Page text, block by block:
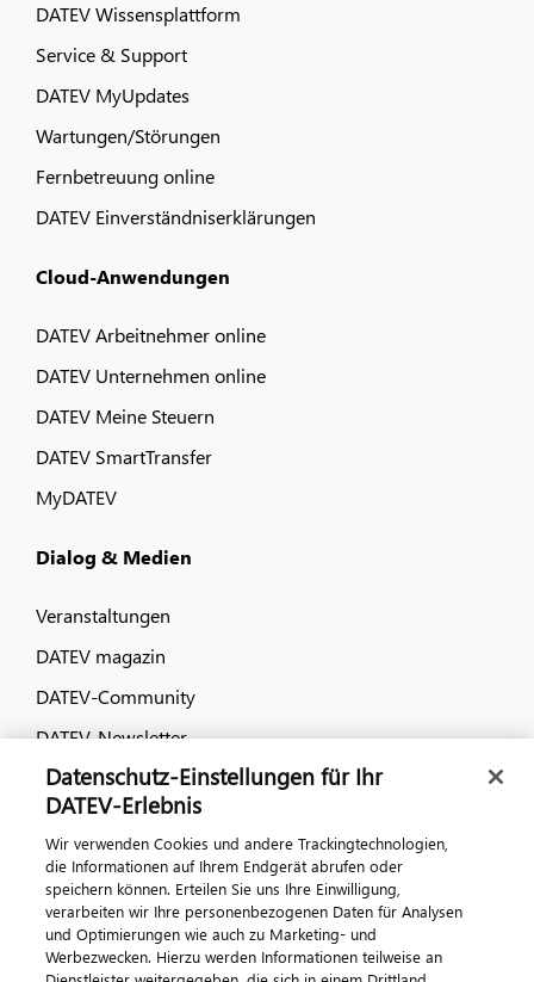
DATEV Wissensplattform
Service & Support
DATEV MyUpdates
Wartungen/Störungen
Fernbetreuung online
DATEV Einverständniserklärungen
Cloud-Anwendungen
DATEV Arbeitnehmer online
DATEV Unternehmen online
DATEV Meine Steuern
DATEV SmartTransfer
MyDATEV
Dialog & Medien
Veranstaltungen
DATEV magazin
DATEV-Community
DATEV-Newsletter
Kontaktieren Sie uns
Datenschutz-Einstellungen für Ihr
DATEV-Erlebnis
Wir verwenden Cookies und andere Trackingtechnologien,
die Informationen auf Ihrem Endgerät abrufen oder
speichern können. Erteilen Sie uns Ihre Einwilligung,
verarbeiten wir Ihre personenbezogenen Daten für Analysen
und Optimierungen wie auch zu Marketing- und
Werbezwecken. Hierzu werden Informationen teilweise an